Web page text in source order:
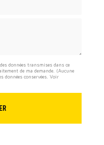
données transmises dans ce
de ma demande. (Aucune
données conservées. Voir